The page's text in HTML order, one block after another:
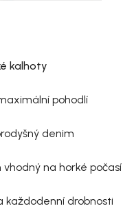
kalhoty
pohodlí
denim
na horké počasí
každodenní drobnosti